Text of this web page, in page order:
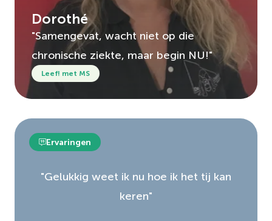
Dorothé
"Samengevat, wacht niet op die
chronische ziekte, maar begin NU!"
Leef! met MS
Ervaringen
"Gelukkig weet ik nu hoe ik het tij kan
keren"